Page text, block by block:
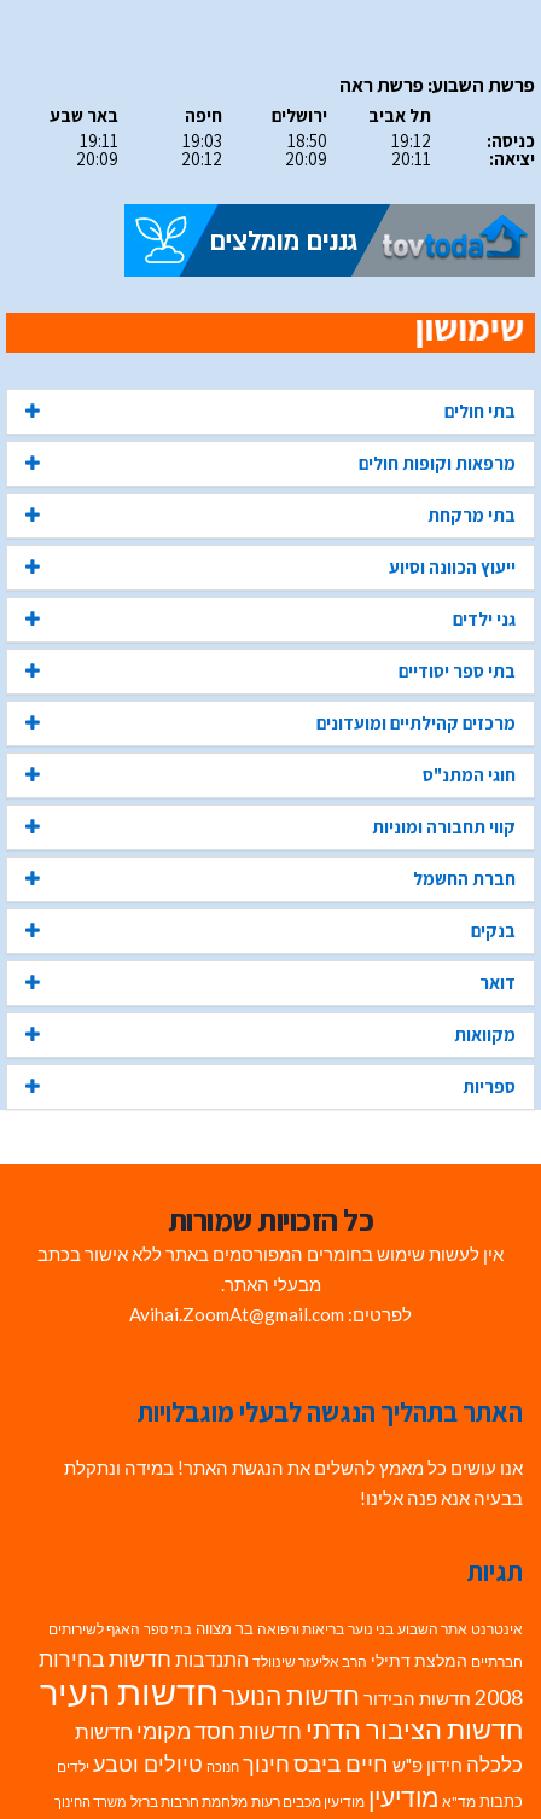
פרשת השבוע: פרשת ראה
כניסה:
יציאה:
תל אביב
19:12
20:11
ירושלים
18:50
20:09
חיפה
19:03
20:12
באר שבע
19:11
20:09
בתי חולים
מרפאות וקופות חולים
בתי מרקחת
ייעוץ הכוונה וסיוע
גני ילדים
בתי ספר יסודיים
מרכזים קהילתיים ומועדונים
חוגי המתנ"ס
קווי תחבורה ומוניות
חברת החשמל
בנקים
דואר
מקוואות
ספריות
כל הזכויות שמורות
אין לעשות שימוש בחומרים המפורסמים באתר ללא אישור בכתב
מבעלי האתר.
לפרטים: Avihai.ZoomAt@gmail.com
האתר בתהליך הנגשה לבעלי מוגבלויות
אנו עושים כל מאמץ להשלים את הנגשת האתר! במידה ונתקלת
בבעיה אנא פנה אלינו!
תגיות
אינטרנט אתר השבוע בני נוער בריאות ורפואה בר מצווה בתי ספר האגף לשירותים
חברתיים המלצת דתילי הרב אליעזר שינוולד התנדבות חדשות בחירות
2008 חדשות הבידור חדשות הנוערחדשות העיר
חדשות הציבור הדתי חדשות חסד מקומי חדשות
כלכלה חידון פ"ש חיים ביבסחינוך חנוכה טיולים וטבע ילדים
כתבות מד"א מודיעין מודיעין מכבים רעות מלחמת חרבות ברזל משרד החינוך